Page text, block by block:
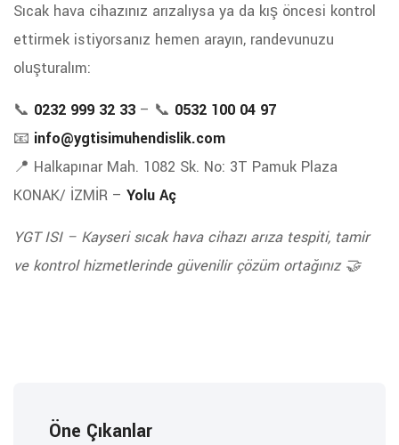
Sıcak hava cihazınız arızalıysa ya da kış öncesi kontrol
ettirmek istiyorsanız hemen arayın, randevunuzu
oluşturalım:
📞 0232 999 32 33 – 📞 0532 100 04 97
📧 info@ygtisimuhendislik.com
📍 Halkapınar Mah. 1082 Sk. No: 3T Pamuk Plaza
KONAK/ İZMİR – Yolu Aç
YGT ISI – Kayseri sıcak hava cihazı arıza tespiti, tamir
ve kontrol hizmetlerinde güvenilir çözüm ortağınız 🤝
Öne Çıkanlar